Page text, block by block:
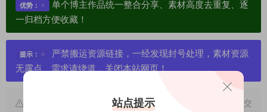
优势：
单个博主作品统一整合分享、素材高度去重复、逐
一归档方便收藏！
提示：
严禁搬运资源链接，一经发现封号处理，素材资源
无露点、需求请绕道，关闭本站网页！
申明：本文资源均来源网友分享，若侵犯了您的权限可以提交
站点提示